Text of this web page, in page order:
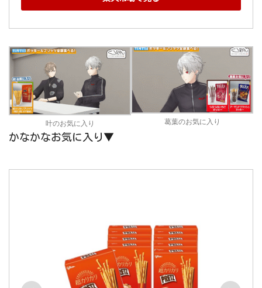
叶のお気に入り 葛葉のお気に入り
かなかなお気に入り▼